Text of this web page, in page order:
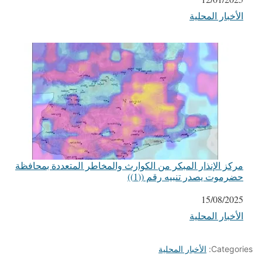
في ما يتعلق بما يأتي
الأخبار المحلية
مركز الإنذار المبكر من الكوارث والمخاطر المتعددة بمحافظة
حضرموت يصدر تنبيه رقم ((1))
التاريخ
15/08/2025
في ما يتعلق بما يأتي
الأخبار المحلية
Categories: الأخبار المحلية